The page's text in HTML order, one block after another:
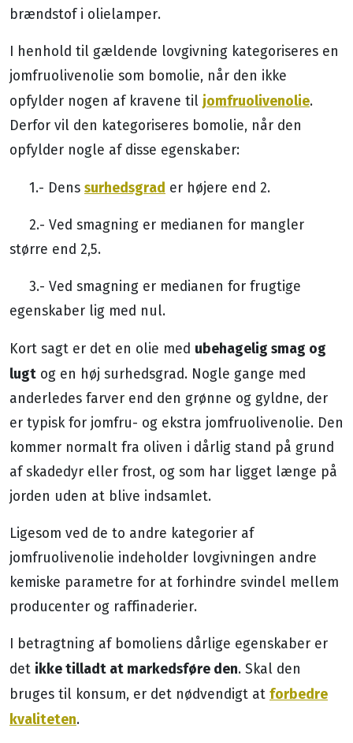
brændstof i olielamper.
I henhold til gældende lovgivning kategoriseres en
jomfruolivenolie som bomolie, når den ikke
opfylder nogen af kravene til jomfruolivenolie.
Derfor vil den kategoriseres bomolie, når den
opfylder nogle af disse egenskaber:
1.- Dens surhedsgrad er højere end 2.
2.- Ved smagning er medianen for mangler
større end 2,5.
3.- Ved smagning er medianen for frugtige
egenskaber lig med nul.
Kort sagt er det en olie med ubehagelig smag og
lugt og en høj surhedsgrad. Nogle gange med
anderledes farver end den grønne og gyldne, der
er typisk for jomfru- og ekstra jomfruolivenolie. Den
kommer normalt fra oliven i dårlig stand på grund
af skadedyr eller frost, og som har ligget længe på
jorden uden at blive indsamlet.
Ligesom ved de to andre kategorier af
jomfruolivenolie indeholder lovgivningen andre
kemiske parametre for at forhindre svindel mellem
producenter og raffinaderier.
I betragtning af bomoliens dårlige egenskaber er
det ikke tilladt at markedsføre den. Skal den
bruges til konsum, er det nødvendigt at forbedre
kvaliteten.